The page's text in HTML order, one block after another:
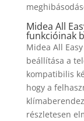
Midea All
funkcióinak
Midea All
beállítása a
kompatibilis
hogy a
részletesen